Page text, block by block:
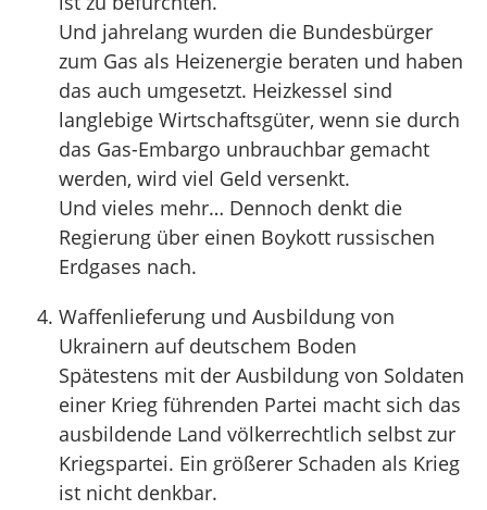
Und jahrelang wurden die Bundesbürger
zum Gas als Heizenergie beraten und haben
das auch umgesetzt. Heizkessel sind
langlebige Wirtschaftsgüter, wenn sie durch
das Gas-Embargo unbrauchbar gemacht
werden, wird viel Geld versenkt.
Und vieles mehr… Dennoch denkt die
Regierung über einen Boykott russischen
Erdgases nach.
Waffenlieferung und Ausbildung von
Ukrainern auf deutschem Boden
Spätestens mit der Ausbildung von Soldaten
einer Krieg führenden Partei macht sich das
ausbildende Land völkerrechtlich selbst zur
Kriegspartei. Ein größerer Schaden als Krieg
ist nicht denkbar.